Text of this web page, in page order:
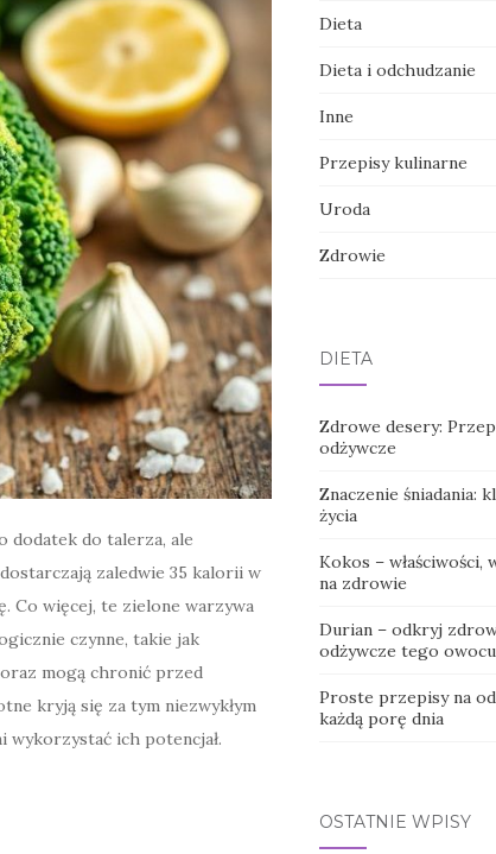
dodatek do talerza, ale
zaledwie 35 kalorii w
Co więcej, te zielone warzywa
czynne, takie jak
mogą chronić przed
kryją się za tym niezwykłym
wykorzystać ich potencjał.
Dieta
Dieta i odchudzanie
Inne
Przepisy kulinarne
Uroda
Zdrowie
DIETA
Zdrowe desery:
odżywcze
Znaczenie śniadania:
życia
Kokos – właściwości,
na zdrowie
Durian – odkryj
odżywcze tego owocu
Proste przepisy na
każdą porę dnia
OSTATNIE WPISY